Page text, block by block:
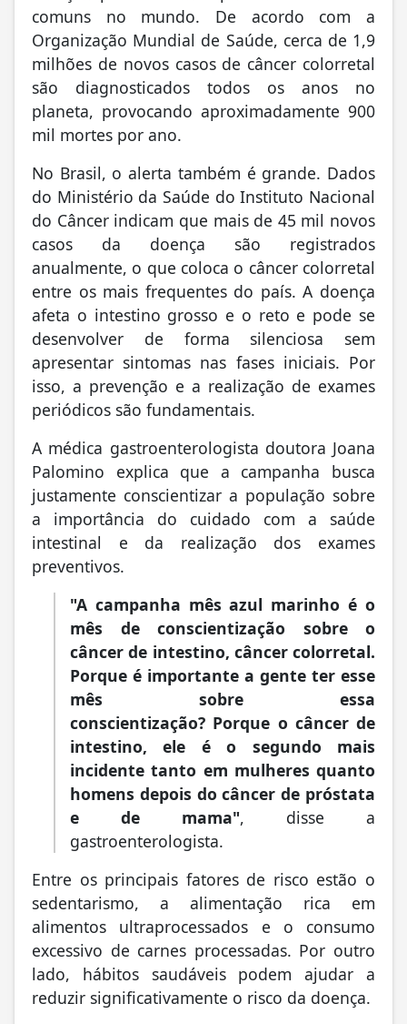
comuns no mundo. De acordo com a
Organização Mundial de Saúde, cerca de 1,9
milhões de novos casos de câncer colorretal
são diagnosticados todos os anos no
planeta, provocando aproximadamente 900
mil mortes por ano.
No Brasil, o alerta também é grande. Dados
do Ministério da Saúde do Instituto Nacional
do Câncer indicam que mais de 45 mil novos
casos da doença são registrados
anualmente, o que coloca o câncer colorretal
entre os mais frequentes do país. A doença
afeta o intestino grosso e o reto e pode se
desenvolver de forma silenciosa sem
apresentar sintomas nas fases iniciais. Por
isso, a prevenção e a realização de exames
periódicos são fundamentais.
A médica gastroenterologista doutora Joana
Palomino explica que a campanha busca
justamente conscientizar a população sobre
a importância do cuidado com a saúde
intestinal e da realização dos exames
preventivos.
"A campanha mês azul marinho é o
mês de conscientização sobre o
câncer de intestino, câncer colorretal.
Porque é importante a gente ter esse
mês sobre essa
conscientização? Porque o câncer de
intestino, ele é o segundo mais
incidente tanto em mulheres quanto
homens depois do câncer de próstata
e de mama", disse a
gastroenterologista.
Entre os principais fatores de risco estão o
sedentarismo, a alimentação rica em
alimentos ultraprocessados e o consumo
excessivo de carnes processadas. Por outro
lado, hábitos saudáveis podem ajudar a
reduzir significativamente o risco da doença.